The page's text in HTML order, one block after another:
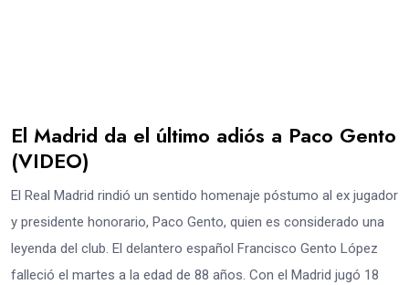
El Madrid da el último adiós a Paco Gento
(VIDEO)
El Real Madrid rindió un sentido homenaje póstumo al ex jugador
y presidente honorario, Paco Gento, quien es considerado una
leyenda del club. El delantero español Francisco Gento López
falleció el martes a la edad de 88 años. Con el Madrid jugó 18